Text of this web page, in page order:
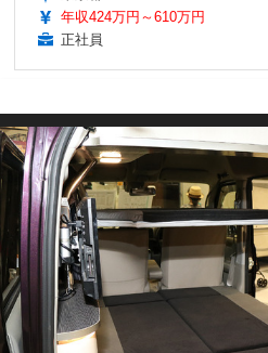
年収424万円～610万円
正社員